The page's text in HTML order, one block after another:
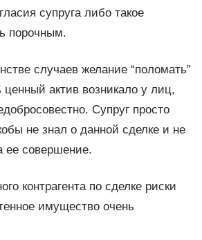
супруга либо такое
порочным.
случаев желание “поломать”
ценный актив возникало у лиц,
Супруг просто
не знал о данной сделке и не
ее совершение.
контрагента по сделке риски
имущество очень